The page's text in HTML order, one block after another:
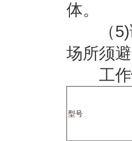
体。
（5)调
场所须
工作
型号